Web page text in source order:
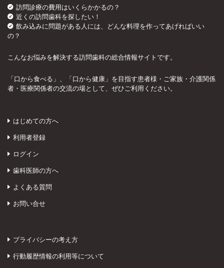
訪問診療の費用はいくらかかるの？
近くの訪問歯科を探したい！
飲み込みに問題がある人には、どんな料理を作ってあげればいい
の？
こんなお悩みを解決する訪問歯科の総合情報サイトです。
「口から食べる」、「口から健康」を目指す患者様・ご家族・介護関係
者・医療関係者の交流の場として、ぜひご利用ください。
はじめての方へ
利用者登録
ログイン
歯科医師の方へ
よくある質問
お問い合せ
プライバシーの考え方
行動履歴情報の利用等について